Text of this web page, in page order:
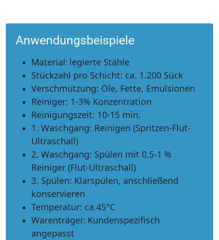
Anwendungsbeispiele
Material: legierte Stähle
Stückzahl pro Schicht: ca. 1.200 Sück
Verschmutzung: Öle, Fette, Emulsionen
Reiniger: 1-3% Konzentration
Reinigungszeit: 10-15 min.
1. Waschgang: Reinigen (Spritzen-Flut-
Ultraschall)
2. Waschgang: Spülen mit 0,5-1 %
Reiniger (Flut-Ultraschall)
3. Spülen: Klarspülen, anschließend
konservieren
Temperatur: ca.45°C
Warenträger: Kundenspezifisch
angepasst